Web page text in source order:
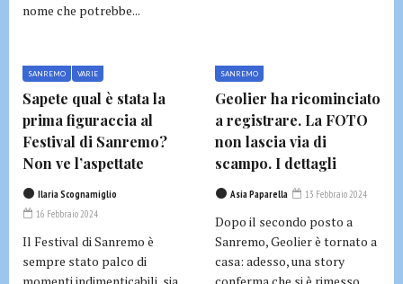
nome che potrebbe...
SANREMO VARIE
Sapete qual è stata la
prima figuraccia al
Festival di Sanremo?
Non ve l’aspettate
Ilaria Scognamiglio
16 Febbraio 2024
Il Festival di Sanremo è
sempre stato palco di
momenti indimenticabili, sia
SANREMO
Geolier ha ricominciato
a registrare. La FOTO
non lascia via di
scampo. I dettagli
Asia Paparella 13 Febbraio 2024
Dopo il secondo posto a
Sanremo, Geolier è tornato a
casa: adesso, una story
conferma che si è rimesso